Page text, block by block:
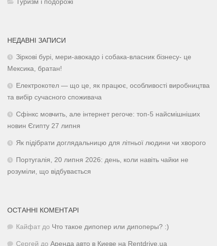
Туризм і подорожі
НЕДАВНІ ЗАПИСИ
Зіркові бурі, мери-авокадо і собака-власник бізнесу- це
Мексика, братан!
Електрокотел — що це, як працює, особливості виробництва
та вибір сучасного споживача
Сфінкс мовчить, але інтернет регоче: топ-5 найсмішніших
новин Єгипту 27 липня
Як підібрати доглядальницю для літньої людини чи хворого
Португалія, 20 липня 2026: день, коли навіть чайки не
розуміли, що відбувається
ОСТАННІ КОМЕНТАРІ
Кайфат до Что такое дипопер или дипоперы? :)
Сергей до Аренда авто в Киеве на Rentdrive.ua